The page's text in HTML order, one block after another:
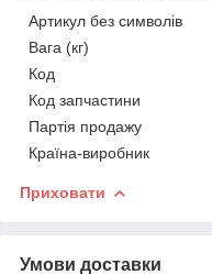
Артикул без символів
Вага (кг)
Код
Код запчастини
Партія продажу
Країна-виробник
Приховати
Умови доставки